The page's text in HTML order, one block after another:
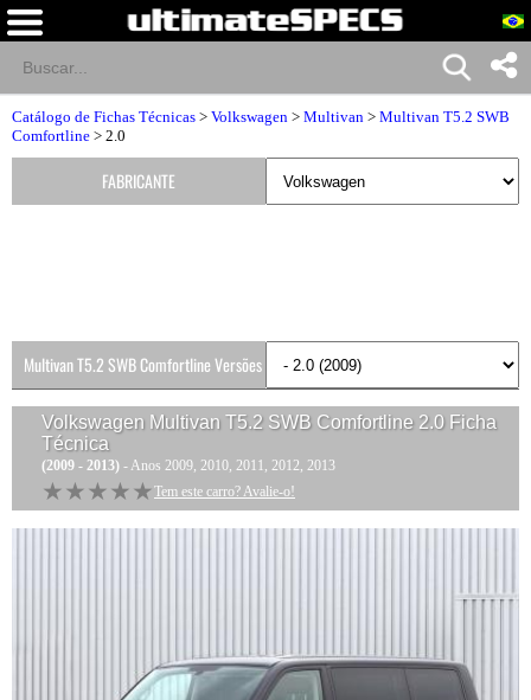
Catálogo de Fichas Técnicas > Volkswagen > Multivan > Multivan T5.2 SWB
Comfortline > 2.0
Volkswagen Multivan T5.2 SWB Comfortline 2.0Ficha
Técnica
(2009 - 2013) - Anos 2009, 2010, 2011, 2012, 2013
★★★★★
★★★★★ Tem este carro? Avalie-o!
FABRICANTE
Multivan T5.2 SWB Comfortline Versões